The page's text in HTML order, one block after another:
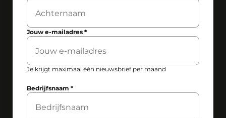
Jouw e-mailadres*
Je krijgt maximaal één nieuwsbrief per maand
Bedrijfsnaam*